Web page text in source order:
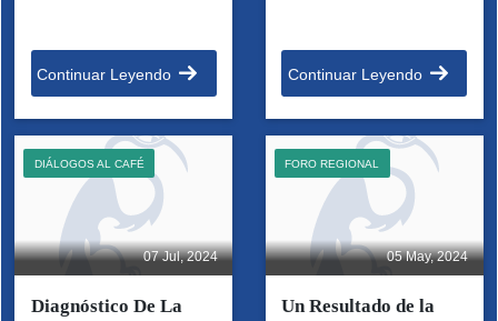
Continuar Leyendo Continuar Leyendo
07 Jul, 2024
DIÁLOGOS AL CAFÉ
Diagnóstico De La
05 May, 2024
FORO REGIONAL
Un Resultado de la